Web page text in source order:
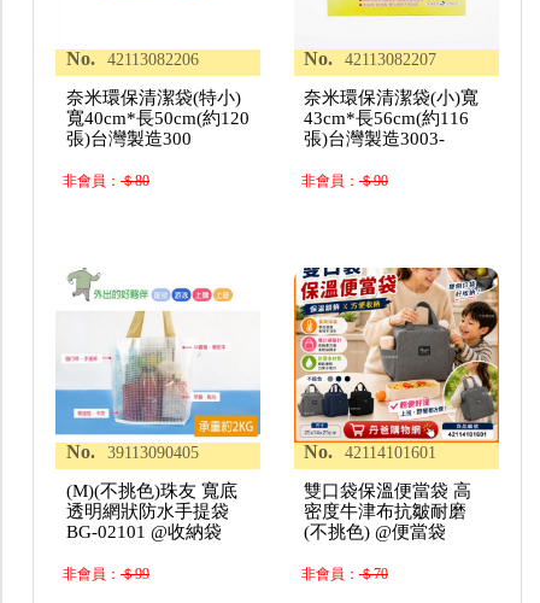
No. 42113082206
奈米環保清潔袋(特小)
寬40cm*長50cm(約120
張)台灣製造300
非會員：＄80
No. 42113082207
奈米環保清潔袋(小)寬
43cm*長56cm(約116
張)台灣製造3003-
非會員：＄90
No. 39113090405
(M)(不挑色)珠友 寬底
透明網狀防水手提袋
BG-02101 @收納袋
非會員：＄99
No. 42114101601
雙口袋保溫便當袋 高
密度牛津布抗皺耐磨
(不挑色) @便當袋
非會員：＄70